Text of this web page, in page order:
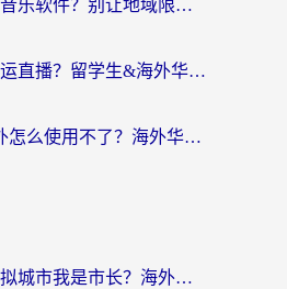
国外如何听国内音乐软件？别让地域限制，断了你的中文歌单
海外哪里能看奥运直播？留学生&海外华人必看的体育赛事观赛终极指南
12123交管在国外怎么使用不了？海外华人必看的无缝访问国内资源指南
意大利怎么玩模拟城市我是市长？海外党国服游戏加速终极攻略（附三国3量子特攻解决办法）